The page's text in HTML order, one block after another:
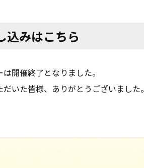
込みはこちら
開催終了となりました。
だいた皆様、ありがとうございました。